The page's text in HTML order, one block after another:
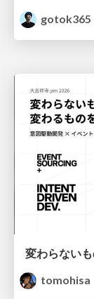
gotok365
tomohisa